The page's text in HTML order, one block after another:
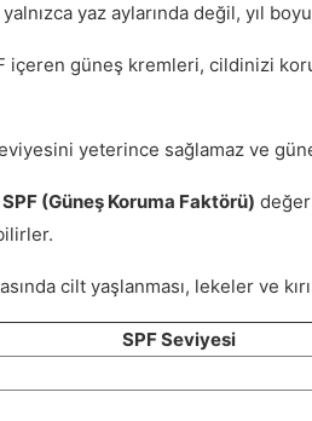
yalnızca yaz aylarında değil, yıl
içeren güneş kremleri, cildinizi
yeterince sağlamaz ve
SPF (Güneş Koruma Faktörü)
cilt yaşlanması, lekeler ve
SPF Seviyesi